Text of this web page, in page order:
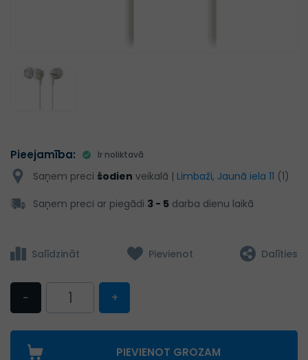
Pieejamība: Ir noliktavā
Saņem preci šodien veikalā | Limbaži, Jaunā iela 11 (1)
Saņem preci ar piegādi 3 - 5 darba dienu laikā
Salīdzināt Pievienot Dalīties
− +
PIEVIENOT GROZAM